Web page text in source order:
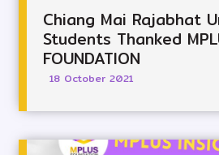
Chiang Mai Rajabhat
Students Thanked
FOUNDATION
18 October 2021